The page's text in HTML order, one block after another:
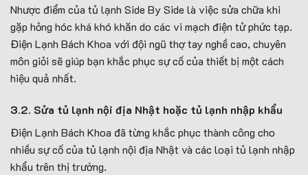
Nhược điểm của tủ lạnh Side By Side là việc sửa chữa khi
gặp hỏng hóc khá khó khăn do các vi mạch điện tử phức tạp.
Điện Lạnh Bách Khoa với đội ngũ thợ tay nghề cao, chuyên
môn giỏi sẽ giúp bạn khắc phục sự cố của thiết bị một cách
hiệu quả nhất.
3.2. Sửa tủ lạnh nội địa Nhật hoặc tủ lạnh nhập khẩu
Điện Lạnh Bách Khoa đã từng khắc phục thành công cho
nhiều sự cố của tủ lạnh nội địa Nhật và các loại tủ lạnh nhập
khẩu trên thị trường.